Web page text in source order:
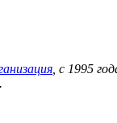
, с 1995